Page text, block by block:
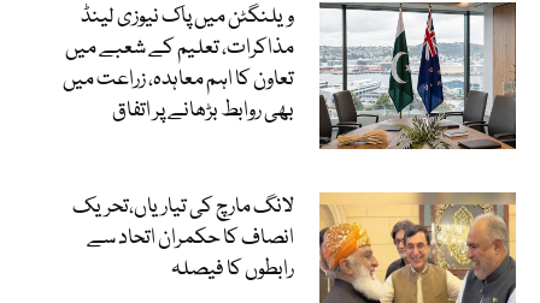
ویلنگٹن میں پاک نیوزی لینڈ
مذاکرات، تعلیم کے شعبے میں
تعاون کا اہم معاہدہ، زراعت میں
بھی روابط بڑھانے پر اتفاق
لانگ مارچ کی تیاریاں،تحریک
انصاف کا حکمران اتحاد سے
رابطوں کا فیصلہ